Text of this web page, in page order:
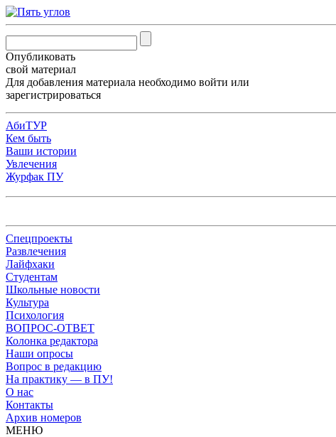
Опубликовать
свой материал
Для добавления материала необходимо войти или
зарегистрироваться
АбиТУР
Кем быть
Ваши истории
Увлечения
Журфак ПУ
Спецпроекты
Развлечения
Лайфхаки
Студентам
Школьные новости
Культура
Психология
ВОПРОС-ОТВЕТ
Колонка редактора
Наши опросы
Вопрос в редакцию
На практику — в ПУ!
О нас
Контакты
Архив номеров
МЕНЮ